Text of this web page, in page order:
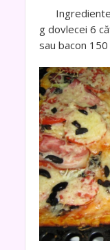
Ingrediente:
g dovlecei 6
sau bacon